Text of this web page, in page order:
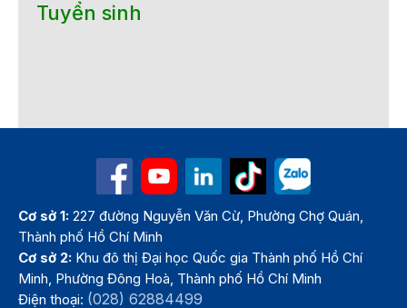
Tuyển sinh
Cơ sở 1: 227 đường Nguyễn Văn Cừ, Phường Chợ Quán,
Thành phố Hồ Chí Minh
Cơ sở 2: Khu đô thị Đại học Quốc gia Thành phố Hồ Chí
Minh, Phường Đông Hoà, Thành phố Hồ Chí Minh
Điện thoại: (028) 62884499